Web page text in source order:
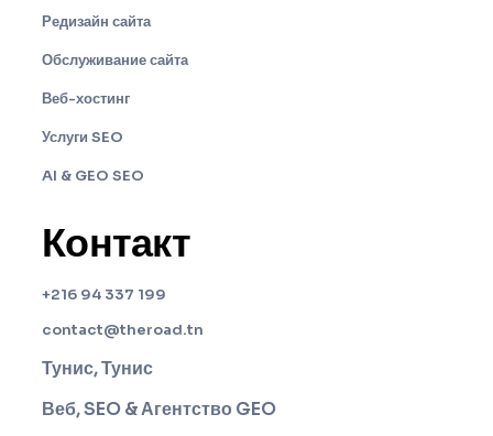
Редизайн сайта
Обслуживание сайта
Веб-хостинг
Услуги SEO
AI & GEO SEO
Контакт
+216 94 337 199
contact@theroad.tn
Тунис, Тунис
Веб, SEO & Агентство GEO